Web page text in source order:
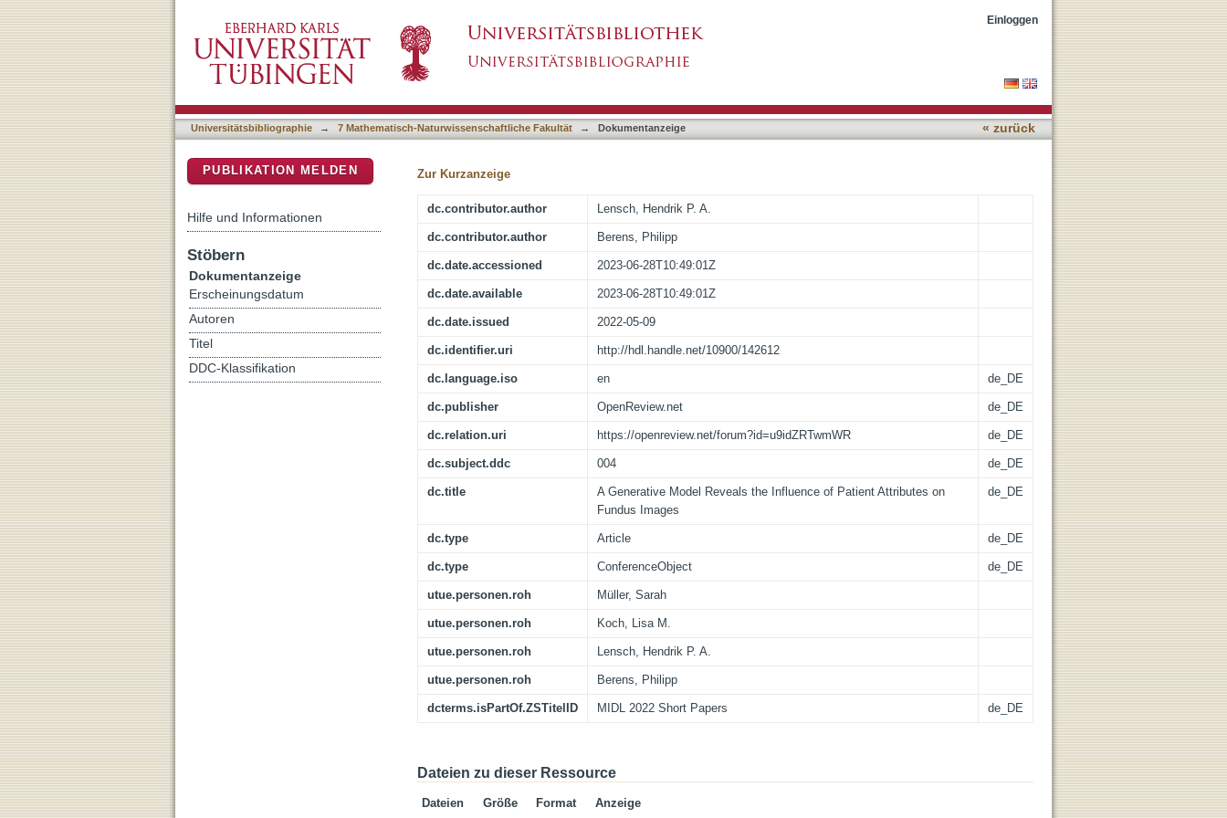
Einloggen
Universitätsbibliographie → 7 Mathematisch-Naturwissenschaftliche Fakultät → Dokumentanzeige « zurück
Zur Kurzanzeige
dc.contributor.author Lensch, Hendrik P. A.
dc.contributor.author Berens, Philipp
dc.date.accessioned 2023-06-28T10:49:01Z
dc.date.available 2023-06-28T10:49:01Z
dc.date.issued 2022-05-09
dc.identifier.uri http://hdl.handle.net/10900/142612
dc.language.iso en de_DE
dc.publisher OpenReview.net de_DE
dc.relation.uri https://openreview.net/forum?id=u9idZRTwmWR de_DE
dc.subject.ddc 004 de_DE
dc.title
A Generative Model Reveals the Influence of Patient Attributes on
Fundus Images
de_DE
dc.type Article de_DE
dc.type ConferenceObject de_DE
utue.personen.roh Müller, Sarah
utue.personen.roh Koch, Lisa M.
utue.personen.roh Lensch, Hendrik P. A.
utue.personen.roh Berens, Philipp
dcterms.isPartOf.ZSTitelID MIDL 2022 Short Papers de_DE
Dateien zu dieser Ressource
Dateien Größe Format Anzeige
PUBLIKATION MELDEN
Hilfe und Informationen
Stöbern
Dokumentanzeige
Erscheinungsdatum
Autoren
Titel
DDC-Klassifikation